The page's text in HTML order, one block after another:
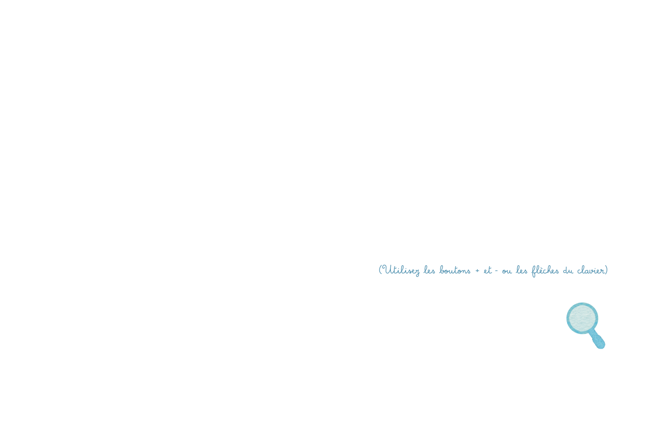
(Utilisez les boutons + et - ou les flèches du clavier)